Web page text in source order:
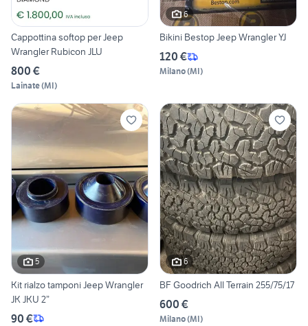
Cappottina softop per Jeep
Wrangler Rubicon JLU
800 €
Lainate(MI)
6
Bikini Bestop Jeep Wrangler YJ
120 €
Milano(MI)
5
Kit rialzo tamponi Jeep Wrangler
JK JKU 2”
90 €
6
BF Goodrich All Terrain 255/75/17
600 €
Milano(MI)